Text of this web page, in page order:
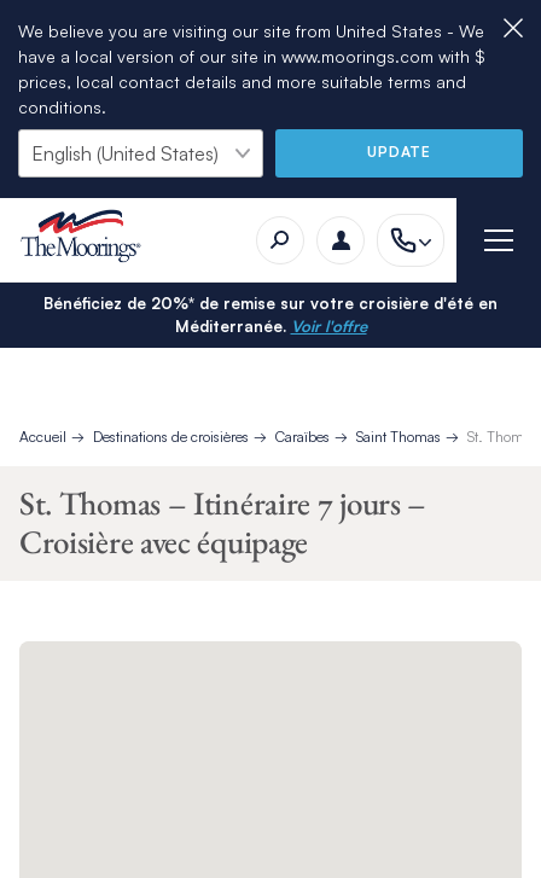
We believe you are visiting our site from United States - We
have a local version of our site in www.moorings.com with $
prices, local contact details and more suitable terms and
conditions.
UPDATE
Bénéficiez de 20%* de remise sur votre croisière d'été en
Méditerranée. Voir l'offre
Accueil Destinations de croisières Caraïbes Saint Thomas St.
St. Thomas – Itinéraire 7 jours –
Croisière avec équipage